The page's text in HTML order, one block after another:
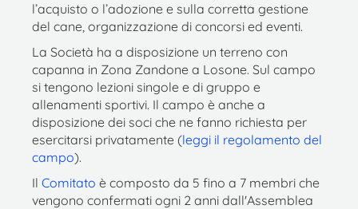
l’acquisto o l’adozione e sulla corretta gestione
del cane, organizzazione di concorsi ed eventi.
La Società ha a disposizione un terreno con
capanna in Zona Zandone a Losone. Sul campo
si tengono lezioni singole e di gruppo e
allenamenti sportivi. Il campo è anche a
disposizione dei soci che ne fanno richiesta per
esercitarsi privatamente (leggi il regolamento del
campo).
Il Comitato è composto da 5 fino a 7 membri che
vengono confermati ogni 2 anni dall'Assemblea